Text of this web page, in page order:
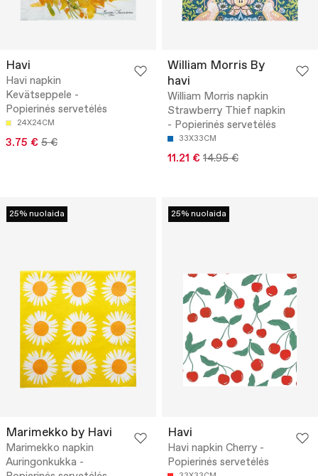
Havi
Havi napkin
Kevätseppele -
Popierinės servetėlės
24X24CM
3.75 € 5 €
William Morris By
havi
William Morris napkin
Strawberry Thief napkin
- Popierinės servetėlės
33X33CM
11.21 € 14.95 €
25% nuolaida
Marimekko by Havi
Marimekko napkin
Auringonkukka -
25% nuolaida
Havi
Havi napkin Cherry -
Popierinės servetėlės